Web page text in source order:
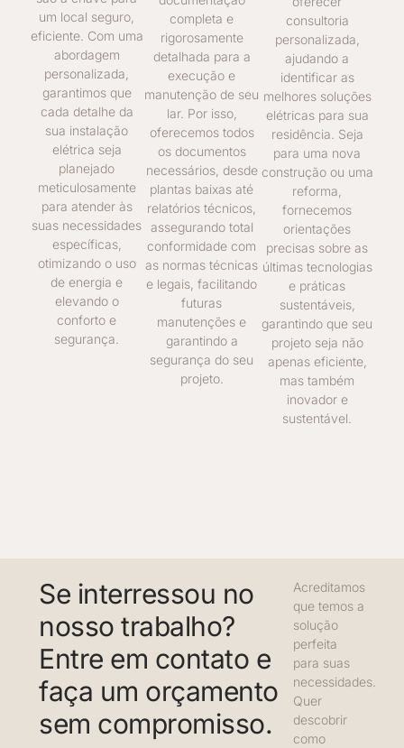
um local seguro,
eficiente. Com uma
abordagem
personalizada,
garantimos que
cada detalhe da
sua instalação
elétrica seja
planejado
meticulosamente
para atender às
suas necessidades
específicas,
otimizando o uso
de energia e
elevando o
conforto e
segurança.
completa e
rigorosamente
detalhada para a
execução e
manutenção de seu
lar. Por isso,
oferecemos todos
os documentos
necessários, desde
plantas baixas até
relatórios técnicos,
assegurando total
conformidade com
as normas técnicas
e legais, facilitando
futuras
manutenções e
garantindo a
segurança do seu
projeto.
consultoria
personalizada,
ajudando a
identificar as
melhores soluções
elétricas para sua
residência. Seja
para uma nova
construção ou uma
reforma,
fornecemos
orientações
precisas sobre as
últimas tecnologias
e práticas
sustentáveis,
garantindo que seu
projeto seja não
apenas eficiente,
mas também
inovador e
sustentável.
Se interressou no
nosso trabalho?
Entre em contato e
faça um orçamento
sem compromisso.
Acreditamos
que temos a
solução
perfeita
para suas
necessidades.
Quer
descobrir
como